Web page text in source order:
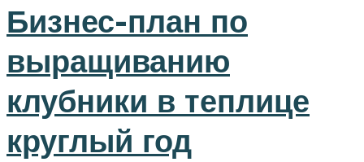
Бизнес-план по
выращиванию
клубники в теплице
круглый год